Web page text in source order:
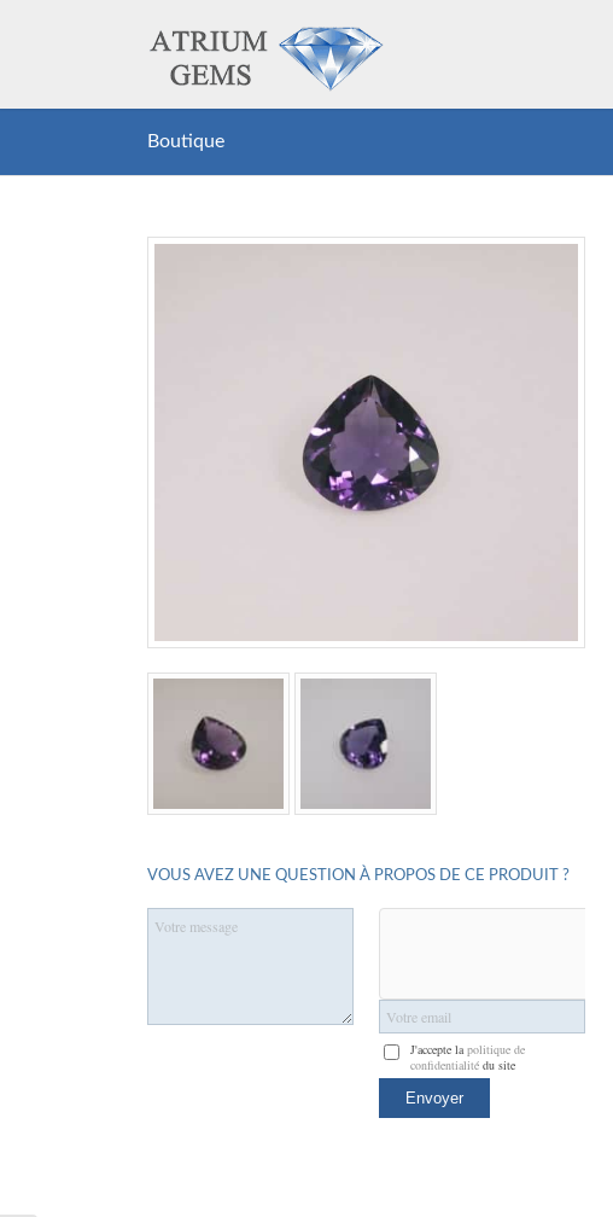
Boutique
VOUS AVEZ UNE QUESTION À PROPOS DE CE PRODUIT ?
J'accepte lapolitique de
confidentialité du site